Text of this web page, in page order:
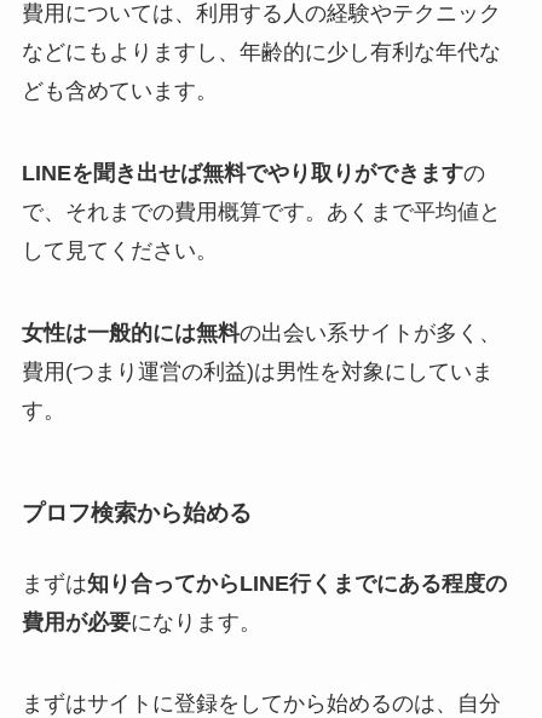
費用については、利用する人の経験やテクニック
などにもよりますし、年齢的に少し有利な年代な
ども含めています。
LINEを聞き出せば無料でやり取りができますの
で、それまでの費用概算です。あくまで平均値と
して見てください。
女性は一般的には無料の出会い系サイトが多く、
費用(つまり運営の利益)は男性を対象にしていま
す。
プロフ検索から始める
まずは知り合ってからLINE行くまでにある程度の
費用が必要になります。
まずはサイトに登録をしてから始めるのは、
自分